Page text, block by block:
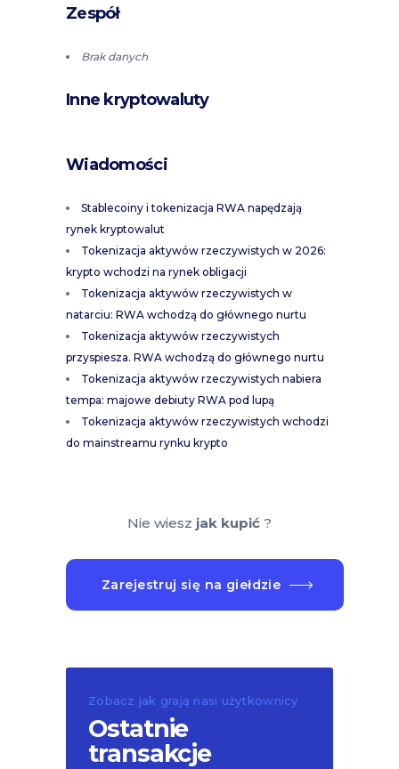
Zespół
Brak danych
Inne kryptowaluty
Wiadomości
Stablecoiny i tokenizacja RWA napędzają
rynek kryptowalut
Tokenizacja aktywów rzeczywistych w 2026:
krypto wchodzi na rynek obligacji
Tokenizacja aktywów rzeczywistych w
natarciu: RWA wchodzą do głównego nurtu
Tokenizacja aktywów rzeczywistych
przyspiesza. RWA wchodzą do głównego nurtu
Tokenizacja aktywów rzeczywistych nabiera
tempa: majowe debiuty RWA pod lupą
Tokenizacja aktywów rzeczywistych wchodzi
do mainstreamu rynku krypto
Nie wiesz jak kupić?
Zarejestruj się na giełdzie
Zobacz jak grają nasi użytkownicy
Ostatnie
transakcje